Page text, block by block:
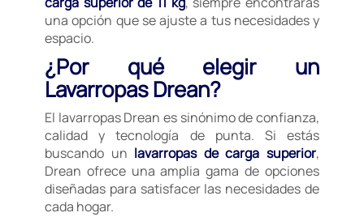
una opción que se ajuste a tus necesidades y
espacio.
¿Por qué elegir un
Lavarropas Drean?
El lavarropas Drean es sinónimo de confianza,
calidad y tecnología de punta. Si estás
buscando un lavarropas de carga superior,
Drean ofrece una amplia gama de opciones
diseñadas para satisfacer las necesidades de
cada hogar.